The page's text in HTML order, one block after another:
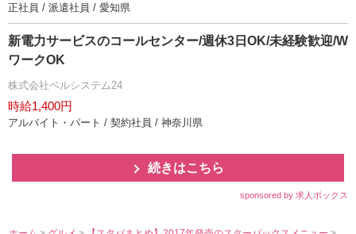
正社員 / 派遣社員 / 愛知県
新電力サービスのコールセンター/週休3日OK/未経験歓迎/W
ワークOK
株式会社ベルシステム24
時給1,400円
アルバイト・パート / 契約社員 / 神奈川県
続きはこちら
sponsored by 求人ボックス